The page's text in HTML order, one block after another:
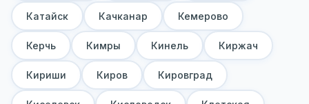
Катайск Качканар Кемерово
Керчь Кимры Кинель Киржач
Кириши Киров Кировград